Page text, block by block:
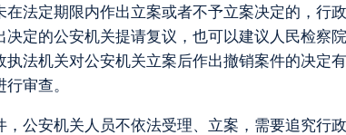
法定期限内作出立案或者不予立案决定的，行
定的公安机关提请复议，也可以建议人民检察
法机关对公安机关立案后作出撤销案件的决定
审查。
公安机关人员不依法受理、立案，需要追究行